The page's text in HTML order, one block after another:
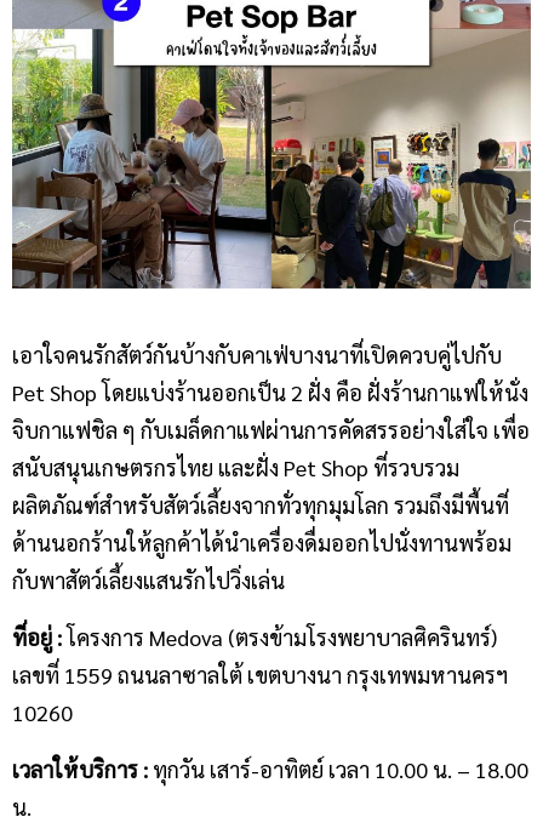
เอาใจคนรักสัตว์กันบ้างกับคาเฟ่บางนาที่เปิดควบคู่ไปกับ
Pet Shop โดยแบ่งร้านออกเป็น 2 ฝั่ง คือ ฝั่งร้านกาแฟให้นั่ง
จิบกาแฟชิล ๆ กับเมล็ดกาแฟผ่านการคัดสรรอย่างใส่ใจ เพื่อ
สนับสนุนเกษตรกรไทย และฝั่ง Pet Shop ที่รวบรวม
ผลิตภัณฑ์สำหรับสัตว์เลี้ยงจากทั่วทุกมุมโลก รวมถึงมีพื้นที่
ด้านนอกร้านให้ลูกค้าได้นำเครื่องดื่มออกไปนั่งทานพร้อม
กับพาสัตว์เลี้ยงแสนรักไปวิ่งเล่น
ที่อยู่ :โครงการ Medova (ตรงข้ามโรงพยาบาลศิครินทร์)
เลขที่ 1559 ถนนลาซาลใต้ เขตบางนา กรุงเทพมหานครฯ
10260
เวลาให้บริการ : ทุกวัน เสาร์-อาทิตย์ เวลา 10.00 น. – 18.00
น.